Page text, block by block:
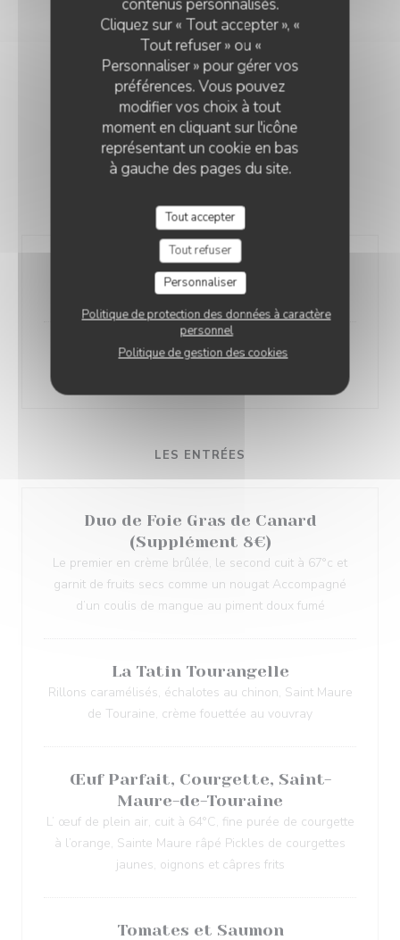
contenus personnalisés.
Cliquez sur « Tout accepter », «
Tout refuser » ou «
Personnaliser » pour gérer vos
préférences. Vous pouvez
modifier vos choix à tout
moment en cliquant sur l'icône
représentant un cookie en bas
à gauche des pages du site.
Tout accepter
Tout refuser
Personnaliser
Politique de protection des données à caractère
personnel
Politique de gestion des cookies
MENU BACCARA
SERVI MIDI ET SOIR DU LUNDI AU SAMEDI
Entrée, plat, dessert
42,00 EUR
Entrée, plat ou Plat, dessert
LES ENTRÉES
Duo de Foie Gras de Canard
(Supplément 8€)
Le premier en crème brûlée, le second cuit à 67°c et
garnit de fruits secs comme un nougat Accompagné
d’un coulis de mangue au piment doux fumé
La Tatin Tourangelle
Rillons caramélisés, échalotes au chinon, Saint Maure
de Touraine, crème fouettée au vouvray
Œuf Parfait, Courgette, Saint-
Maure-de-Touraine
L’ œuf de plein air, cuit à 64°C, fine purée de courgette
à l’orange, Sainte Maure râpé Pickles de courgettes
jaunes, oignons et câpres frits
Tomates et Saumon